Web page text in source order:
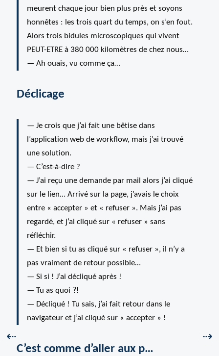
meurent chaque jour bien plus près et soyons
honnêtes : les trois quart du temps, on s’en fout.
Alors trois bidules microscopiques qui vivent
PEUT-ETRE à 380 000 kilomètres de chez nous…
— Ah ouais, vu comme ça…
Déclicage
— Je crois que j’ai fait une bêtise dans
l’application web de workflow, mais j’ai trouvé
une solution.
— C’est-à-dire ?
— J’ai reçu une demande par mail alors j’ai cliqué
sur le lien… Arrivé sur la page, j’avais le choix
entre « accepter » et « refuser ». Mais j’ai pas
regardé, et j’ai cliqué sur « refuser » sans
réfléchir.
— Et bien si tu as cliqué sur « refuser », il n’y a
pas vraiment de retour possible…
— Si si ! J’ai décliqué après !
— Tu as quoi ⁈
— Décliqué ! Tu sais, j’ai fait retour dans le
navigateur et j’ai cliqué sur « accepter » !
C’est comme d’aller aux p…
Précédent :
⇠ ⇢